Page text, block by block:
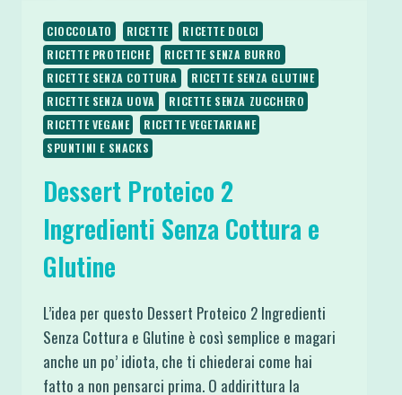
CIOCCOLATO RICETTE
RICETTE DOLCI
RICETTE PROTEICHE
RICETTE SENZA BURRO
RICETTE SENZA COTTURA
RICETTE SENZA GLUTINE
RICETTE SENZA UOVA
RICETTE SENZA ZUCCHERO
RICETTE VEGANE
RICETTE VEGETARIANE
SPUNTINI E SNACKS
Dessert Proteico 2
Ingredienti Senza Cottura e
Glutine
L’idea per questo Dessert Proteico 2 Ingredienti
Senza Cottura e Glutine è così semplice e magari
anche un po’ idiota, che ti chiederai come hai
fatto a non pensarci prima. O addirittura la